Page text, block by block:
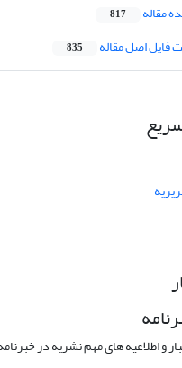
مقاله 817
فایل اصل مقاله 835
و اطلاعیه های مهم نشریه در